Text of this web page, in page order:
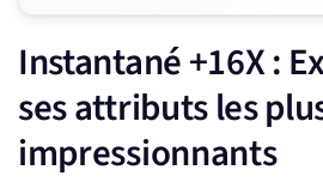
Instantané +16X :
ses attributs les
impressionnants